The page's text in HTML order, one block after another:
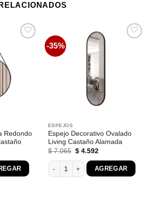
Redondo
De Colgar Cuero Castaño cantidad
-35%
ESPEJOS
Espejo Decorativo Ovalado
Living Castaño Alamada
$7.065 El
original
era:
$ 7.065.
$4.592El
actual
es:
$ 4.592.
Espejo Decorativo Ovalado Living
AGREGAR